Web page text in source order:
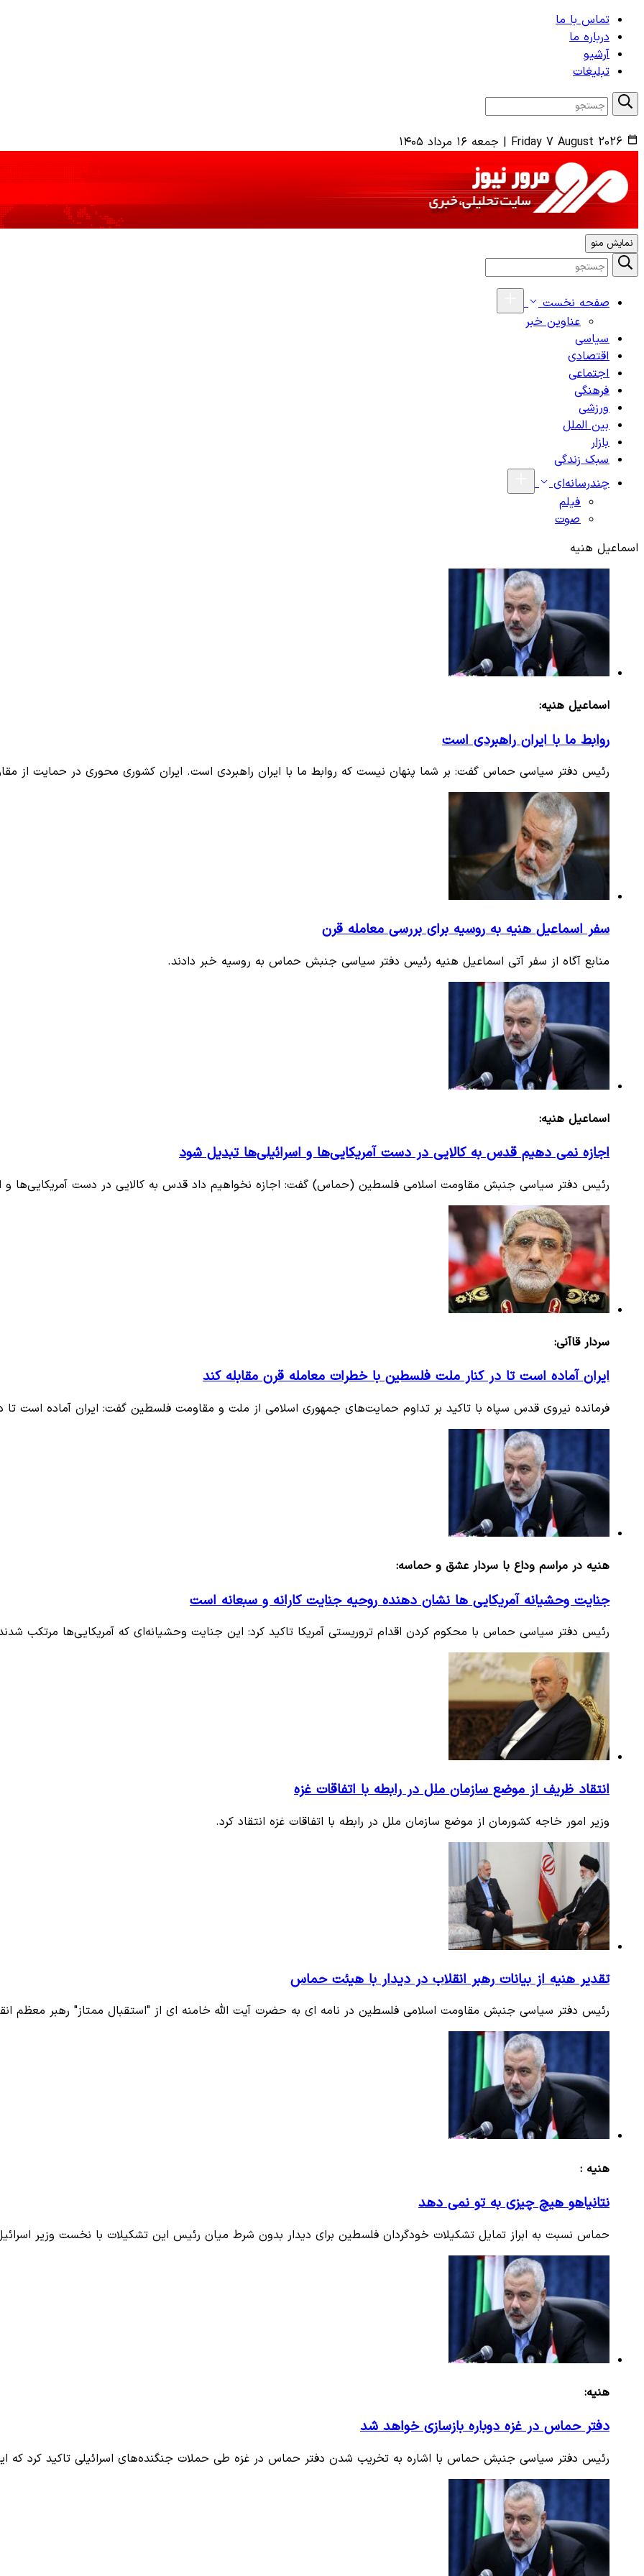
تماس با ما
درباره ما
آرشیو
تبلیغات
Friday 7 August 2026
| جمعه ۱۶ مرداد ۱۴۰۵
نمایش منو
صفحه نخست
عناوین خبر
سیاسی
اقتصادی
اجتماعی
فرهنگی
ورزشی
بین الملل
بازار
سبک زندگی
چندرسانه‌ای
فیلم
صوت
اسماعیل هنیه
اسماعیل هنیه:
روابط ما با ایران راهبردی است
رئیس دفتر سیاسی حماس گفت: بر شما پنهان نیست که روابط ما با ایران راهبردی است. ایران کشوری محوری در حمایت از
سفر اسماعیل هنیه به روسیه برای بررسی معامله قرن
منابع آگاه از سفر آتی اسماعیل هنیه رئیس دفتر سیاسی جنبش حماس به روسیه خبر دادند.
اسماعیل هنیه:
اجازه نمی دهیم قدس به کالایی در دست آمریکایی‌ها و اسرائیلی‌ها تبدیل شود
رئیس دفتر سیاسی جنبش مقاومت اسلامی فلسطین (حماس) گفت: اجازه نخواهیم داد قدس به کالایی در دست آمریکایی‌ها و
سردار قاآنی:
ایران آماده است تا در کنار ملت فلسطین با خطرات معامله قرن مقابله کند
فرمانده نیروی قدس سپاه با تاکید بر تداوم حمایت‌های جمهوری اسلامی از ملت و مقاومت فلسطین گفت: ایران آماده است تا
هنیه در مراسم وداع با سردار عشق و حماسه:
جنایت وحشیانه‌ آمریکایی‌ ها نشان دهنده روحیه جنایت کارانه و سبعانه‌ است
رئیس دفتر سیاسی حماس با محکوم کردن اقدام تروریستی آمریکا تاکید کرد: این جنایت وحشیانه‌ای که آمریکایی‌ها مرتکب
انتقاد ظریف از موضع سازمان ملل در رابطه با اتفاقات غزه
وزیر امور خاجه کشورمان از موضع سازمان ملل در رابطه با اتفاقات غزه انتقاد کرد.
تقدیر هنیه از بیانات رهبر انقلاب در دیدار با هیئت حماس
رئیس دفتر سیاسی جنبش مقاومت اسلامی فلسطین در نامه ای به حضرت آیت الله خامنه‌ ای از "استقبال ممتاز" رهبر معظم
هنیه :
نتانیاهو هیچ چیزی به تو نمی دهد
حماس نسبت به ابراز تمایل تشکیلات خودگردان فلسطین برای دیدار بدون شرط میان رئیس این تشکیلات با نخست وزیر
هنیه:
دفتر حماس در غزه دوباره بازسازی خواهد شد
رئیس دفتر سیاسی جنبش حماس با اشاره به تخریب شدن دفتر حماس در غزه طی حملات جنگنده‌های اسرائیلی تاکید کرد که